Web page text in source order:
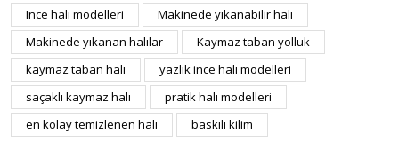
Ince halı modelleri
Makinede yıkanabilir halı
Makinede yıkanan halılar
Kaymaz taban yolluk
kaymaz taban halı
yazlık ince halı modelleri
saçaklı kaymaz halı
pratik halı modelleri
en kolay temizlenen halı
baskılı kilim